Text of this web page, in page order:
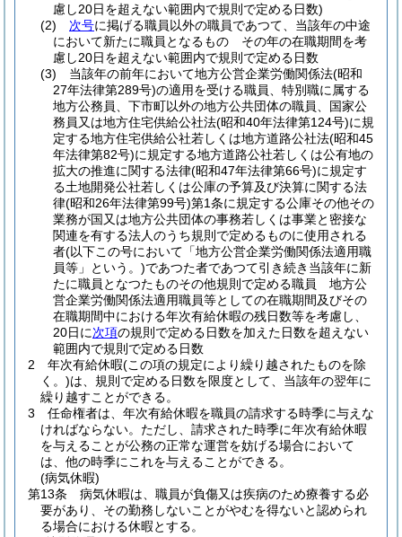
慮し20日を超えない範囲内で規則で定める日数)
(2)
次号に掲げる職員以外の職員であつて、当該年の中途
において新たに職員となるもの その年の在職期間を考
慮し20日を超えない範囲内で規則で定める日数
(3)
当該年の前年において地方公営企業労働関係法(昭和
27年法律第289号)の適用を受ける職員、特別職に属する
地方公務員、下市町以外の地方公共団体の職員、国家公
務員又は地方住宅供給公社法(昭和40年法律第124号)に規
定する地方住宅供給公社若しくは地方道路公社法(昭和45
年法律第82号)に規定する地方道路公社若しくは公有地の
拡大の推進に関する法律(昭和47年法律第66号)に規定す
る土地開発公社若しくは公庫の予算及び決算に関する法
律(昭和26年法律第99号)第1条に規定する公庫その他その
業務が国又は地方公共団体の事務若しくは事業と密接な
関連を有する法人のうち規則で定めるものに使用される
者(以下この号において「地方公営企業労働関係法適用職
員等」という。)であつた者であつて引き続き当該年に新
たに職員となつたものその他規則で定める職員 地方公
営企業労働関係法適用職員等としての在職期間及びその
在職期間中における年次有給休暇の残日数等を考慮し、
20日に次項の規則で定める日数を加えた日数を超えない
範囲内で規則で定める日数
2
年次有給休暇(この項の規定により繰り越されたものを除
く。)は、規則で定める日数を限度として、当該年の翌年に
繰り越すことができる。
3
任命権者は、年次有給休暇を職員の請求する時季に与えな
ければならない。 ただし、請求された時季に年次有給休暇
を与えることが公務の正常な運営を妨げる場合において
は、他の時季にこれを与えることができる。
(病気休暇)
第13条
病気休暇は、職員が負傷又は疾病のため療養する必
要があり、その勤務しないことがやむを得ないと認められ
る場合における休暇とする。